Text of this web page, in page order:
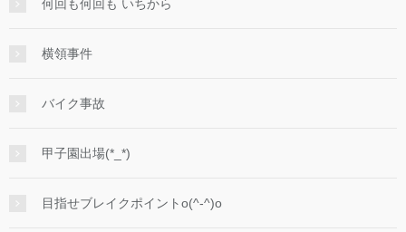
何回も何回も いちから
横領事件
バイク事故
甲子園出場(*_*)
目指せブレイクポイントo(^-^)o